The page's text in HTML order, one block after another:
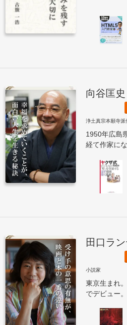
向谷匡史
浄土真宗本願寺派
1950年広島
経て作家に
田口ラン
小説家
東京生まれ
でデビュー